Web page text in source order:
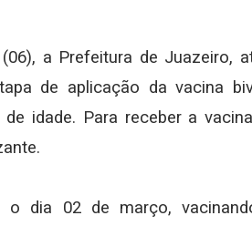
a Prefeitura de Juazeiro,
de aplicação da vacina
idade. Para receber a
o dia 02 de março,